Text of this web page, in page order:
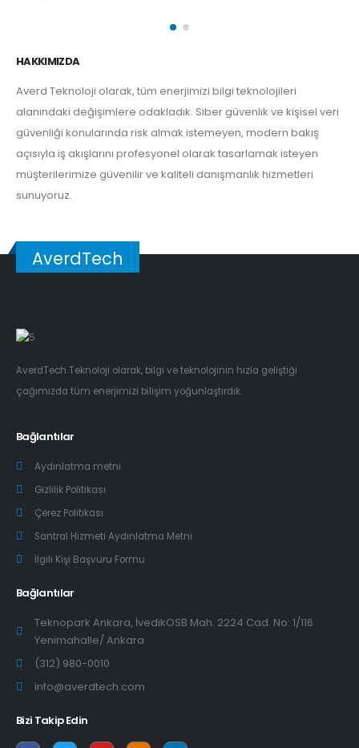
HAKKIMIZDA
Averd Teknoloji olarak, tüm enerjimizi bilgi teknolojileri
alanındaki değişimlere odakladık. Siber güvenlik ve kişisel veri
güvenliği konularında risk almak istemeyen, modern bakış
açısıyla iş akışlarını profesyonel olarak tasarlamak isteyen
müşterilerimize güvenilir ve kaliteli danışmanlık hizmetleri
sunuyoruz.
AverdTech
AverdTech Teknoloji olarak, bilgi ve teknolojinin hızla geliştiği
çağımızda tüm enerjimizi bilişim yoğunlaştırdık.
Bağlantılar
Aydınlatma metni
Gizlilik Politikası
Çerez Politikası
Santral Hizmeti Aydınlatma Metni
İlgili Kişi Başvuru Formu
Bağlantılar
Teknopark Ankara, İvedikOSB Mah. 2224 Cad. No: 1/116
Yenimahalle/ Ankara
(312) 980-0010
info@averdtech.com
Bizi Takip Edin